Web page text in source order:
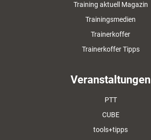
Training aktuell Magazin
Trainingsmedien
Trainerkoffer
Trainerkoffer Tipps
Veranstaltungen
PTT
CUBE
tools+tipps